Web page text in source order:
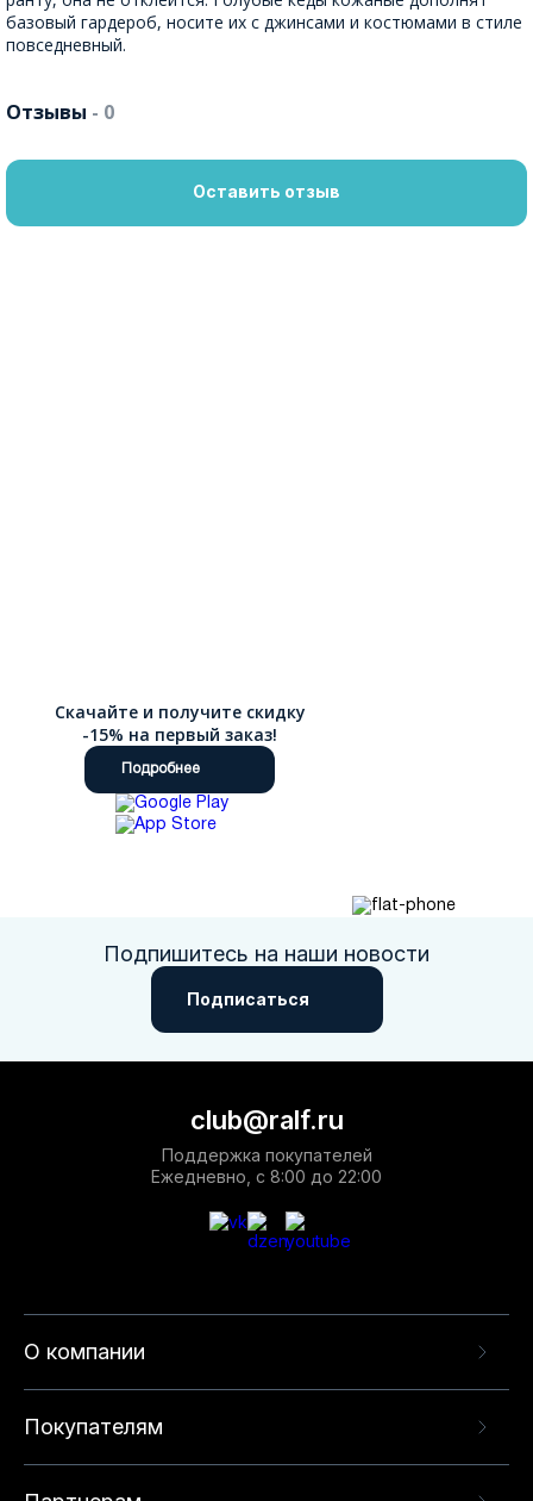
базовый гардероб, носите их с джинсами и костюмами в стиле
повседневный.
Отзывы - 0
Оставить отзыв
Скачайте и получите скидку
-15% на первый заказ!
Подробнее
Подпишитесь на наши новости
Подписаться
О компании
Покупателям
club@ralf.ru
Поддержка покупателей
Ежедневно, с 8:00 до 22:00